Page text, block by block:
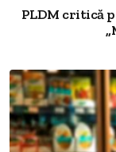
PLDM critică